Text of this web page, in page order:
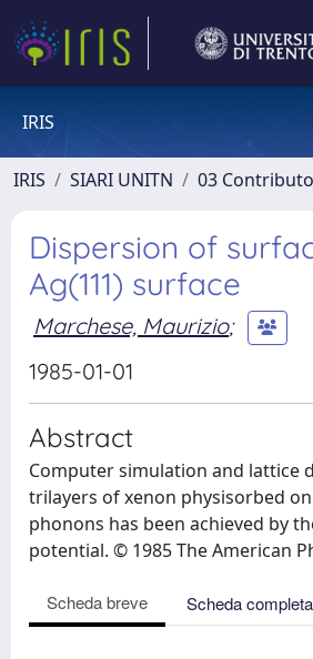
IRIS
IRIS SIARI UNITN 03
Dispersion of
Ag(111) surface
Marchese, Maurizio;
1985-01-01
Abstract
Computer simulation and lattice
trilayers of xenon physisorbed
phonons has been achieved by
potential. © 1985 The American
Scheda breve Scheda completa